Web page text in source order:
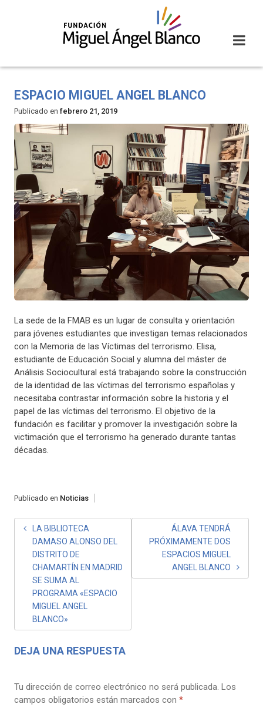
ESPACIO MIGUEL ANGEL BLANCO
Publicado en febrero 21, 2019
La sede de la FMAB es un lugar de consulta y orientación
para jóvenes estudiantes que investigan temas relacionados
con la Memoria de las Víctimas del terrorismo. Elisa,
estudiante de Educación Social y alumna del máster de
Análisis Sociocultural está trabajando sobre la construcción
de la identidad de las víctimas del terrorismo españolas y
necesitaba contrastar información sobre la historia y el
papel de las víctimas del terrorismo. El objetivo de la
fundación es facilitar y promover la investigación sobre la
victimación que el terrorismo ha generado durante tantas
décadas.
Publicado en Noticias
LA BIBLIOTECA
DAMASO ALONSO DEL
DISTRITO DE
CHAMARTÍN EN MADRID
SE SUMA AL
PROGRAMA «ESPACIO
MIGUEL ANGEL
BLANCO»
ÁLAVA TENDRÁ
PRÓXIMAMENTE DOS
ESPACIOS MIGUEL
ANGEL BLANCO
DEJA UNA RESPUESTA
Tu dirección de correo electrónico no será publicada. Los
campos obligatorios están marcados con *